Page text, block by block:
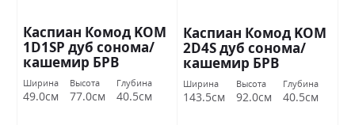
Каспиан Комод KOM
1D1SP дуб сонома/
кашемир БРВ
Украина
Ширина
49.0см
Высота
77.0см
Глубина
40.5см
Каспиан Комод KOM
2D4S дуб сонома/
кашемир БРВ
Украина
Ширина
143.5см
Высота
92.0см
Глубина
40.5см